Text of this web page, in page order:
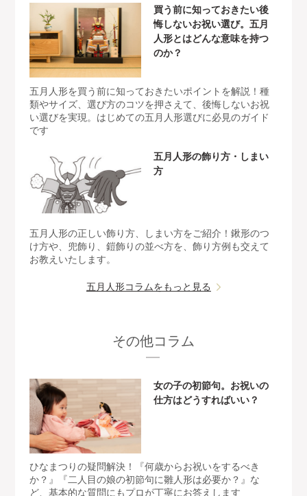
買う前に知っておきたい後
悔しないお祝い選び。五月
人形とはどんな意味を持つ
のか？
五月人形を買う前に知っておきたいポイントを解説！種
類やサイズ、選び方のコツを押さえて、後悔しないお祝
い選びを実現。はじめての五月人形選びに必見のガイド
です
五月人形の飾り方・しまい
方
五月人形の正しい飾り方、しまい方をご紹介！鍬形のつ
け方や、兜飾り、鎧飾りの並べ方を、飾り方例も交えて
お教えいたします。
五月人形コラムをもっと見る
その他コラム
女の子の初節句。お祝いの
仕方はどうすればいい？
ひなまつりの疑問解決！『何歳からお祝いをするべき
か？』『二人目の娘の初節句に雛人形は必要か？』な
ど、基本的な質問にもプロが丁寧にお答えします